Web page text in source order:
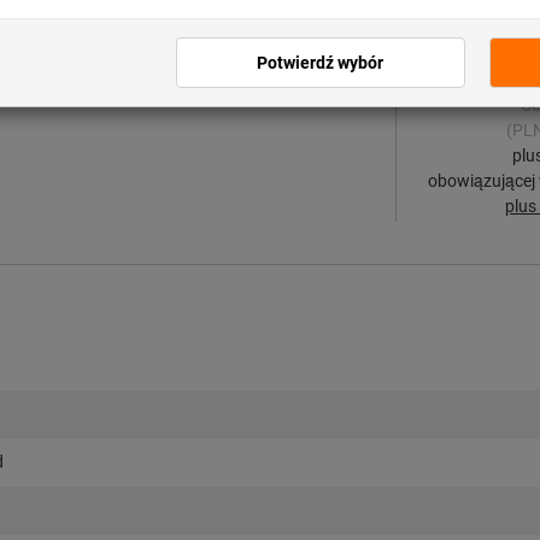
samoprzylepna
obowiązującej